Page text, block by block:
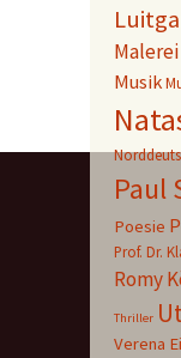
Malerei
Musik
Paul
Poesie
Prof. Dr.
Romy
Thriller
Verena